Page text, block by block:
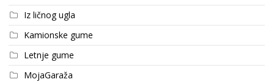
Iz ličnog ugla
Kamionske gume
Letnje gume
MojaGaraža